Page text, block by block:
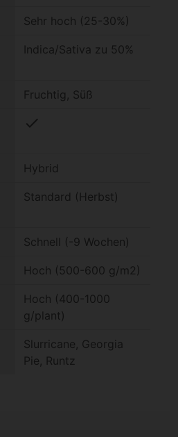
Sehr hoch (25-30%)
Indica/Sativa zu 50%
Fruchtig, Süß
check
Hybrid
Standard (Herbst)
Schnell (-9 Wochen)
Hoch (500-600 g/m2)
Hoch (400-1000
g/plant)
Slurricane, Georgia
Pie, Runtz